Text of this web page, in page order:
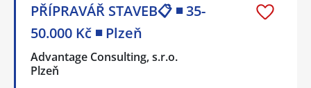
PŘÍPRAVÁŘ STAVEB📋 ◾ 35-
50.000 Kč ◾ Plzeň
Advantage Consulting, s.r.o.
Plzeň